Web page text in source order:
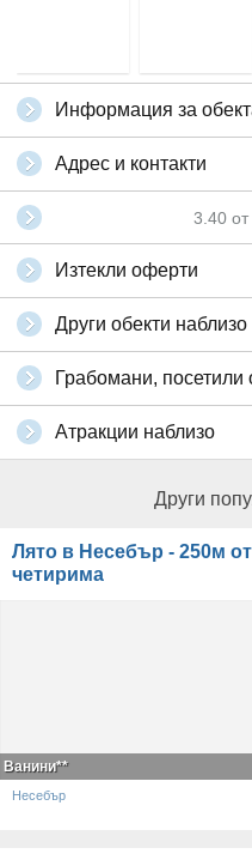
Информация за
Адрес и контакти
3.40 от
Изтекли оферти
Други обекти наблизо
Грабомани, посетили
Атракции наблизо
Други
Лято в Несебър - 250м
четирима
Ванини**
Несебър